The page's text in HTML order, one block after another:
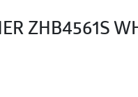
ZHB4561S